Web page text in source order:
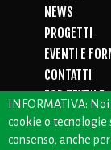
NEWS
PROGETTI
EVENTI E
CONTATTI
FOR TEXTILE
D.LGS. 231/01
INFORMATIVA:
cookie o
consenso, anche